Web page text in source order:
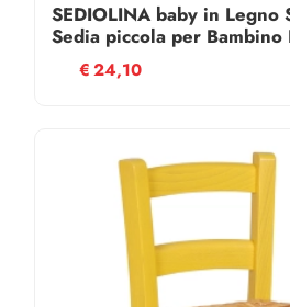
SEDIOLINA baby in Legno
Sedia piccola per Bambino
€24,10